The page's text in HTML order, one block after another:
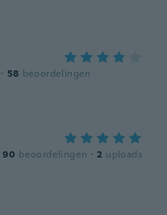
· 58 beoordelingen
90 beoordelingen · 2 uploads